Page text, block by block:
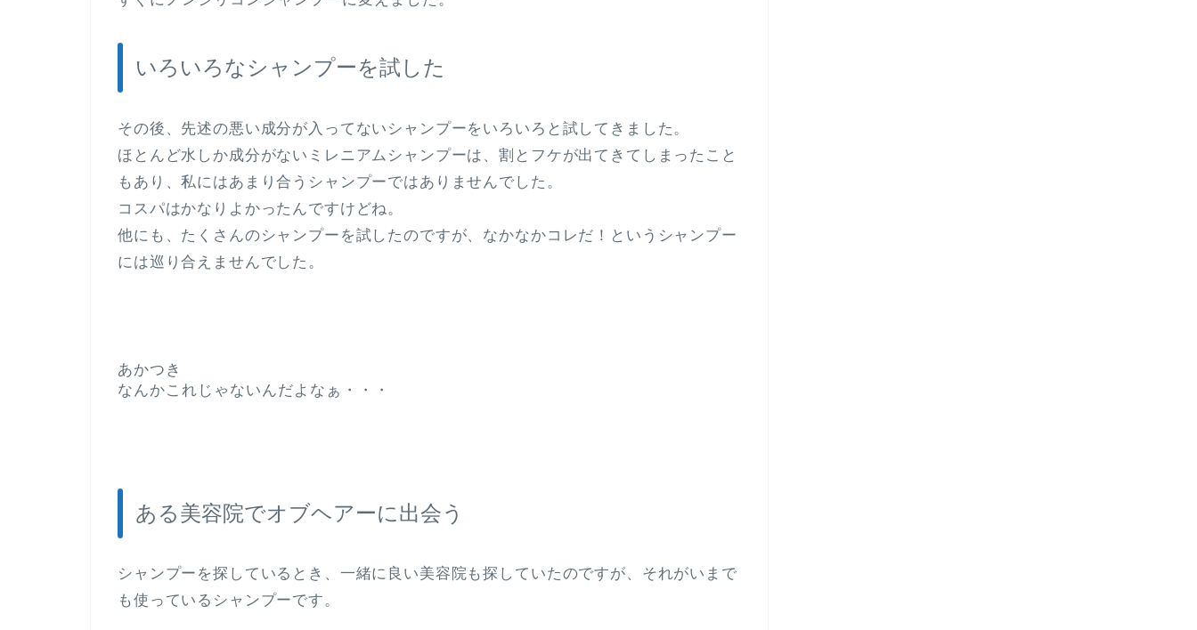
いろいろなシャンプーを試した
その後、先述の悪い成分が入ってないシャンプーをいろいろと試してきました。
ほとんど水しか成分がないミレニアムシャンプーは、割とフケが出てきてしまったこと
もあり、私にはあまり合うシャンプーではありませんでした。
コスパはかなりよかったんですけどね。
他にも、たくさんのシャンプーを試したのですが、なかなかコレだ！というシャンプー
には巡り合えませんでした。
あかつき
なんかこれじゃないんだよなぁ・・・
ある美容院でオブヘアーに出会う
シャンプーを探しているとき、一緒に良い美容院も探していたのですが、それがいまで
も使っているシャンプーです。